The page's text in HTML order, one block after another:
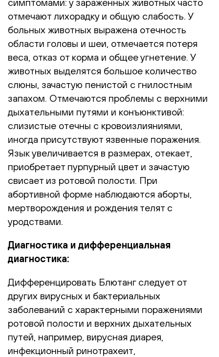
отмечают лихорадку и общую слабость. У
больных животных выражена отечность
области головы и шеи, отмечается потеря
веса, отказ от корма и общее угнетение. У
животных выделятся большое количество
слюны, зачастую пенистой с гнилостным
запахом. Отмечаются проблемы с верхними
дыхательными путями и конъюнктивой:
слизистые отечны с кровоизлияниями,
иногда присутствуют язвенные поражения.
Язык увеличивается в размерах, отекает,
приобретает пурпурный цвет и зачастую
свисает из ротовой полости. При
абортивной форме наблюдаются аборты,
мертворождения и рождения телят с
уродствами.
Диагностика и дифференциальная
диагностика:
Дифференцировать Блютанг следует от
других вирусных и бактериальных
заболеваний с характерными поражениями
ротовой полости и верхних дыхательных
путей, например, вирусная диарея,
инфекционный ринотрахеит,